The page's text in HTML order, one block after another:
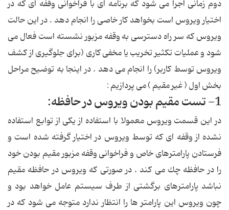
دوم زمانی اجرا می شود كه برنامه ای با فراخوانی وقفه ای كه در
اختیار ویروس است بخواهد كار خاصی را انجام دهد . در این حالت
ویروس كه سر راه دسترسی به وقفه مزبور نشسته است فعال می
شود و عملیات تكثیر تخریب یا مخفی كاری (برای جلوگیری از كشف
ویروس توسط كاربر) را انجام می دهد . در اینجا به توضیح مراحل
بخش اول ( غیر مقیم ) می پردازیم :
1- تست مقیم بودن ویروس در حافظه:
در این قسمت ویروس معمولا با استفاده از یكی از توابع استفاده
نشده از وقفه ای كه توسط ویروس در اختیار گرفته شده است و
فرستادن پارامترهای خاص و فراخوانی وقفه مزبور مقیم بودن خود
را در حافظه چك می كند . در صورتی كه ویروس در حافظه مقیم
نباشد پارامترهای برگشتی از طرف سیستم عامل خواهد بود و
چون ویروس این پارامتر ها را انتظار ندارد متوجه می شود كه در